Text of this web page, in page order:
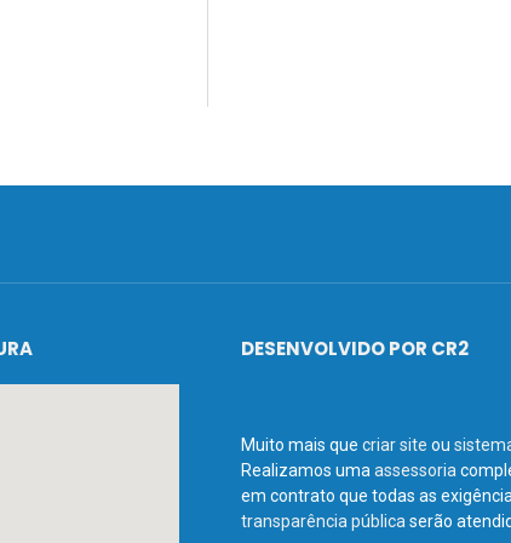
DESENVOLVIDO POR CR2
Muito mais que criar site ou
Realizamos uma assessoria
em contrato que todas as
transparência pública serão